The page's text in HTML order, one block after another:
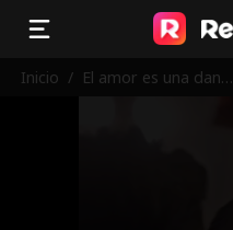
Inicio / El amor es una danza